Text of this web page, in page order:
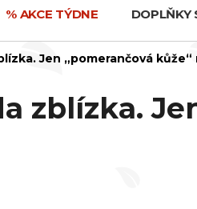
% AKCE TÝDNE DOPLŇKY
Jen „pomerančová
zblízka.